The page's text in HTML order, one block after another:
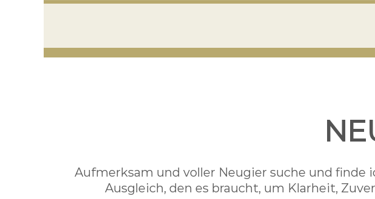
Aufmerksam und voller Neugier suche und finde
Ausgleich, den es braucht, um Klarheit,